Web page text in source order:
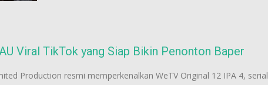
Viral TikTok yang Siap Bikin Penonton Baper
Production resmi memperkenalkan WeTV Original 12 IPA 4, serial